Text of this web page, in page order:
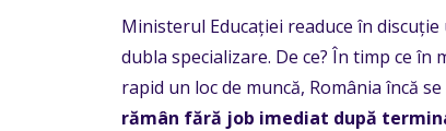
Ministerul Educației readuce în
dubla specializare. De ce? În timp ce
rapid un loc de muncă, România încă
rămân fără job imediat după